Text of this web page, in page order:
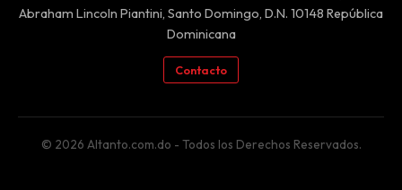
Abraham Lincoln Piantini, Santo Domingo, D.N. 10148 República
Dominicana
Contacto
© 2026 Altanto.com.do - Todos los Derechos Reservados.